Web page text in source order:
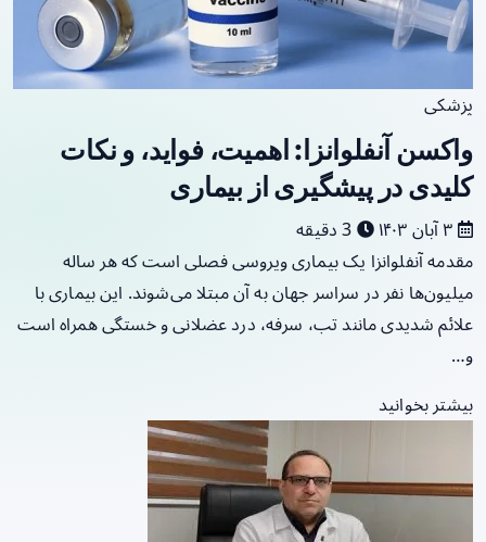
پزشکی
واکسن آنفلوانزا: اهمیت، فواید، و نکات
کلیدی در پیشگیری از بیماری
مقدمه آنفلوانزا یک بیماری ویروسی فصلی است که هر ساله
میلیون‌ها نفر در سراسر جهان به آن مبتلا می‌شوند. این بیماری با
علائم شدیدی مانند تب، سرفه، درد عضلانی و خستگی همراه است
و…
بیشتر بخوانید